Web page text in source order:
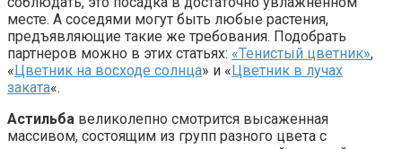
месте. А соседями могут быть любые растения,
предъявляющие такие же требования. Подобрать
партнеров можно в этих статьях: «Тенистый цветник»,
«Цветник на восходе солнца» и «Цветник в лучах
заката«.
Астильба великолепно смотрится высаженная
массивом, состоящим из групп разного цвета с